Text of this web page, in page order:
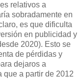
relativos a
sobradamente en
es que dificulta
en publicidad y
2020). Esto se
de pérdidas y
dejaros a
que a partir de 2012